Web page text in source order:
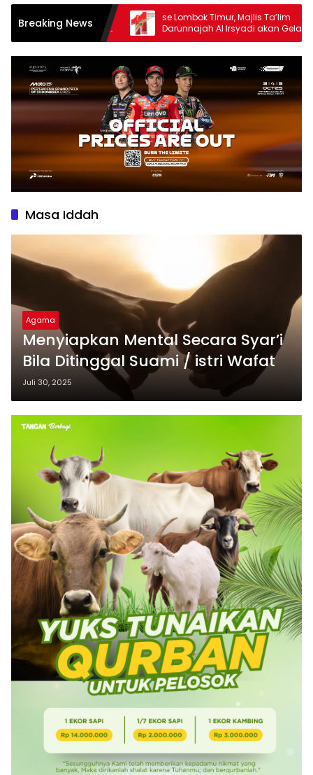
Breaking Newsse Lombok Timur, Majlis Ta’lim
Darunnajah Al Irsyadi akan Gelar Festival
Hadrah Al-Habsyi
Masa Iddah
Agama
Menyiapkan Mental Secara Syar’i
Bila Ditinggal Suami / istri Wafat
Juli 30, 2025